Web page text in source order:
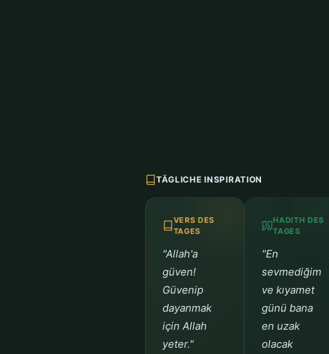
TÄGLICHE INSPIRATION
VERS DES
TAGES
"Allah'a
güven!
Güvenip
dayanmak
için Allah
yeter."
HADITH DES
TAGES
"En
sevmediğim
ve kıyamet
günü bana
en uzak
olacak